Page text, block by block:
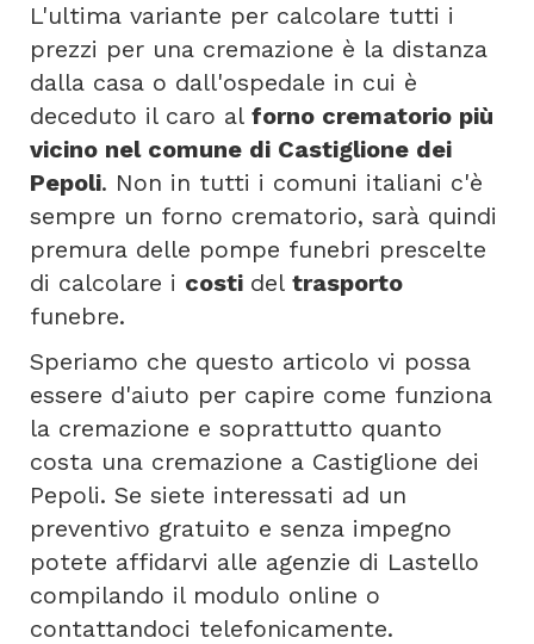
L'ultima variante per calcolare tutti i
prezzi per una cremazione è la distanza
dalla casa o dall'ospedale in cui è
deceduto il caro al forno crematorio più
vicino nel comune di Castiglione dei
Pepoli. Non in tutti i comuni italiani c'è
sempre un forno crematorio, sarà quindi
premura delle pompe funebri prescelte
di calcolare i costi del trasporto
funebre.
Speriamo che questo articolo vi possa
essere d'aiuto per capire come funziona
la cremazione e soprattutto quanto
costa una cremazione a Castiglione dei
Pepoli. Se siete interessati ad un
preventivo gratuito e senza impegno
potete affidarvi alle agenzie di Lastello
compilando il modulo online o
contattandoci telefonicamente.